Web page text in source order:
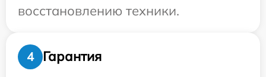
восстановлению техники.
4 Гарантия